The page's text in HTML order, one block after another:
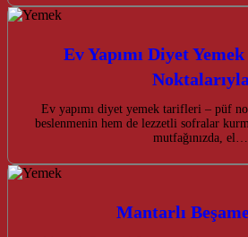
Ev Yapımı Diyet
Noktalarıyla
Ev yapımı diyet yemek tarifleri – püf
beslenmenin hem de lezzetli sofralar
mutfağınızda, el…
Mantarlı